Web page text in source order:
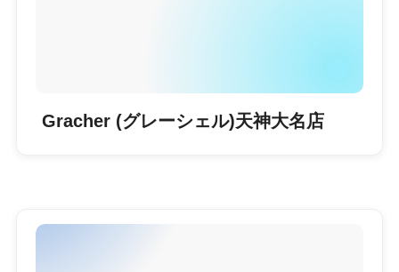
Gracher (グレーシェル)天神大名店